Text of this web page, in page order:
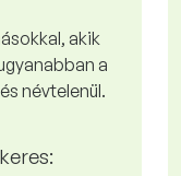
akik
a
névtelenül.